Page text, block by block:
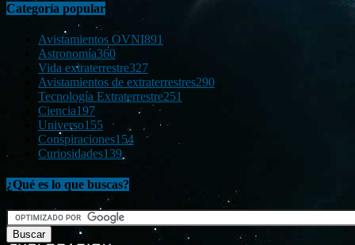
Categoría popular
Avistamientos OVNI891
Astronomía360
Vida extraterrestre327
Avistamientos de extraterrestres290
Tecnología Extraterrestre251
Ciencia197
Universo155
Conspiraciones154
Curiosidades139
¿Qué es lo que buscas?